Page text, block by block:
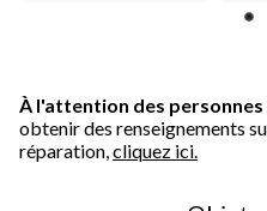
À l'attention des
obtenir des renseignements
réparation,cliquez ici.